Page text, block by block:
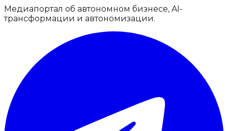
Медиапортал об автономном бизнесе, AI-
трансформации и автономизации.